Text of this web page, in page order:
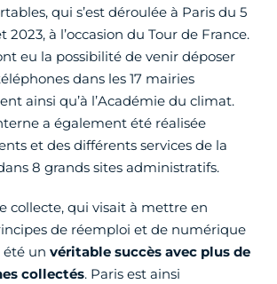
qui s’est déroulée à Paris du 5
2023, à l’occasion du Tour de France.
eu la possibilité de venir déposer
dans les 17 mairies
ainsi qu’à l’Académie du climat.
a également été réalisée
et des différents services de la
8 grands sites administratifs.
collecte, qui visait à mettre en
de réemploi et de numérique
été un véritable succès avec plus de
collectés. Paris est ainsi